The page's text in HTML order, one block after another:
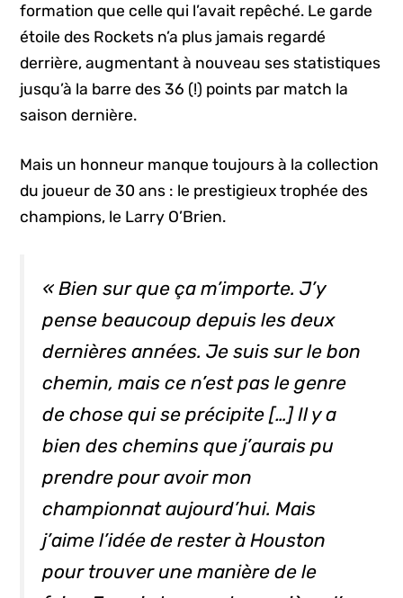
formation que celle qui l’avait repêché. Le garde
étoile des Rockets n’a plus jamais regardé
derrière, augmentant à nouveau ses statistiques
jusqu’à la barre des 36 (!) points par match la
saison dernière.
Mais un honneur manque toujours à la collection
du joueur de 30 ans : le prestigieux trophée des
champions, le Larry O’Brien.
« Bien sur que ça m’importe. J’y
pense beaucoup depuis les deux
dernières années. Je suis sur le bon
chemin, mais ce n’est pas le genre
de chose qui se précipite […] Il y a
bien des chemins que j’aurais pu
prendre pour avoir mon
championnat aujourd’hui. Mais
j’aime l’idée de rester à Houston
pour trouver une manière de le